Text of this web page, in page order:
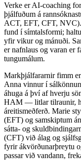
Verke er AI-coaching
þjálfuðum á
ACT, EFT, CFT,
fund í símtalsformi;
yfir vikur og mánuði.
er nafnlaus og varan er
tungumálum.
Markþjálfararnir fimm
Anna vinnur í
áhuga á því af hverju
HAM — litlar tilraunir,
áreitismeðferð. Marie
(EFT) og samskiptum
sátta- og
(CFT) við álag og
fyrir ákvörðunarþreytu
passar við vandann,